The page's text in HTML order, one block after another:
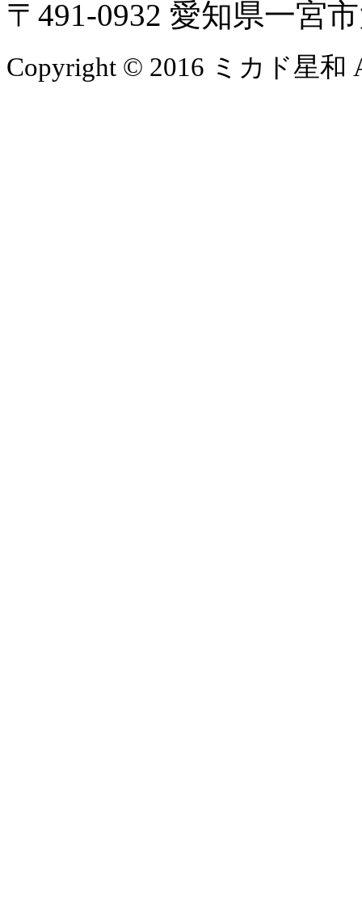
〒491-0932 愛知県一宮
Copyright © 2016 ミカド星和